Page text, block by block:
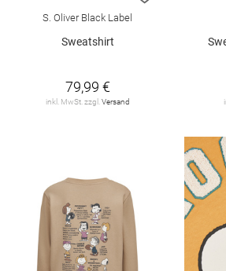
S. Oliver Black Label
Sweatshirt
79,99 €
inkl. MwSt. zzgl.Versand